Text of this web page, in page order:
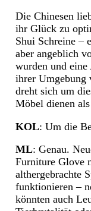
Die Chinesen
ihr Glück zu
Shui Schreine –
aber angeblich
wurden und
ihrer Umgebung
dreht sich um
Möbel dienen
KOL: Um die
ML: Genau.
Furniture Glove
althergebrachte
funktionieren –
könnten auch